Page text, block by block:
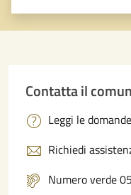
Valuta
Valuta 4
Valuta 3
Valuta 2 stelle su
Valuta 1 stelle su 5
Contatta il
Leggi le
Richiedi
Numero verde